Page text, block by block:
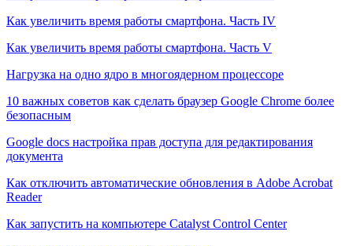
Как увеличить время работы смартфона. Часть IV
Как увеличить время работы смартфона. Часть V
Нагрузка на одно ядро в многоядерном процессоре
10 важных советов как сделать браузер Google Chrome более
безопасным
Google docs настройка прав доступа для редактирования
документа
Как отключить автоматические обновления в Adobe Acrobat
Reader
Как запустить на компьютере Catalyst Control Center